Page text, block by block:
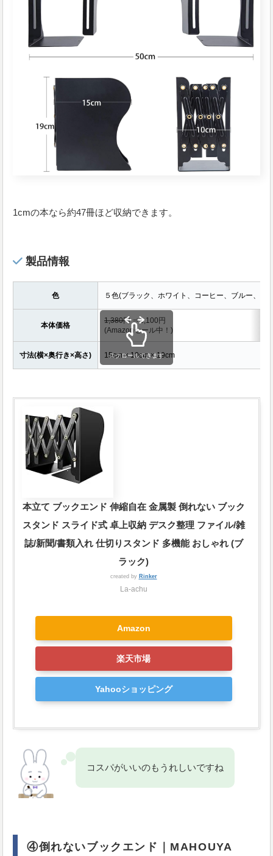
1cmの本なら約47冊ほど収納できます。
製品情報
色 ５色(ブラック、ホワイト、コーヒー、ブルー、グ
本体価格
1,380円⇒1,100円
(Amazonセール中！)
寸法(横×奥行き×高さ) 15cm × 10cm × 19cm
スクロールできます
本立て ブックエンド 伸縮自在 金属製 倒れない ブック
スタンド スライド式 卓上収納 デスク整理 ファイル/雑
誌/新聞/書類入れ 仕切りスタンド 多機能 おしゃれ (ブ
ラック)
created by Rinker
La-achu
Amazon
楽天市場
Yahooショッピング
コスパがいいのもうれしいですね
④倒れないブックエンド｜MAHOUYA